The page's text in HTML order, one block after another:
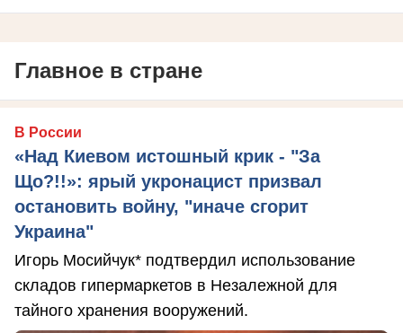
Главное в стране
В России
«Над Киевом истошный крик - "За
Що?!!»: ярый укронацист призвал
остановить войну, "иначе сгорит
Украина"
Игорь Мосийчук* подтвердил использование
складов гипермаркетов в Незалежной для
тайного хранения вооружений.